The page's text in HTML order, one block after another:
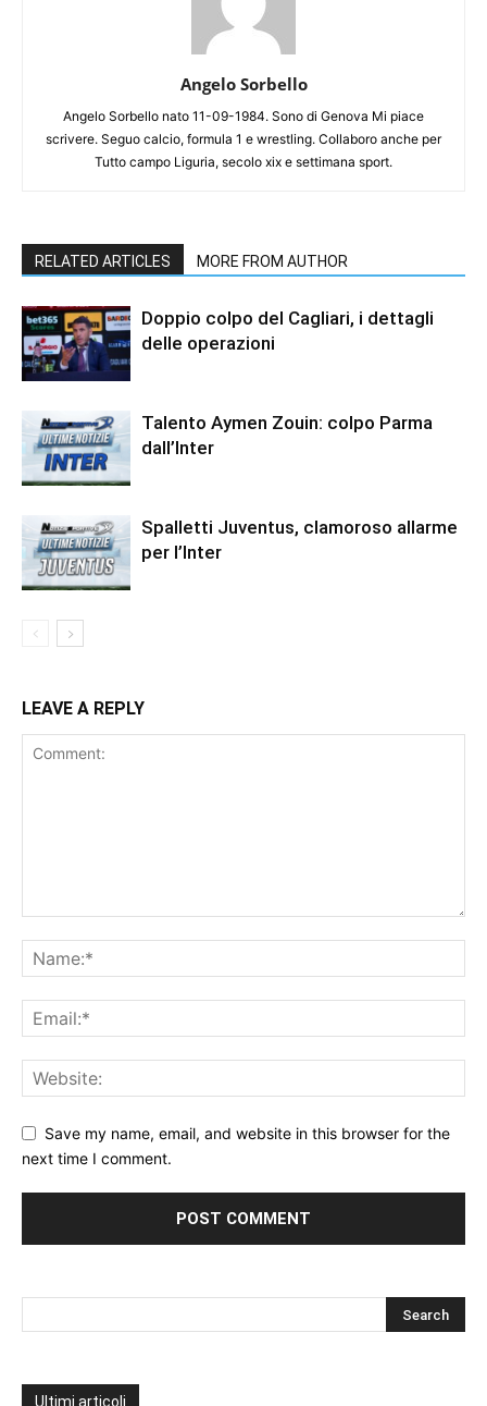
Angelo Sorbello
Angelo Sorbello nato 11-09-1984. Sono di Genova Mi piace
scrivere. Seguo calcio, formula 1 e wrestling. Collaboro anche per
Tutto campo Liguria, secolo xix e settimana sport.
RELATED ARTICLES MORE FROM AUTHOR
Doppio colpo del Cagliari, i dettagli
delle operazioni
Talento Aymen Zouin: colpo Parma
dall’Inter
Spalletti Juventus, clamoroso allarme
per l’Inter
LEAVE A REPLY
Save my name, email, and website in this browser for the
next time I comment.
Ultimi articoli